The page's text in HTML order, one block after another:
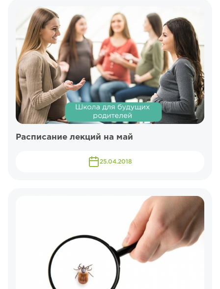
Расписание лекций на май
25.04.2018